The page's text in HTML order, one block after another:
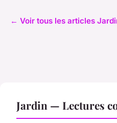
← Voir tous les articles
Jardin — Lectures